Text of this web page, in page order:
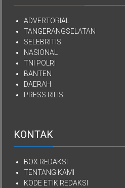
ADVERTORIAL
TANGERANGSELATAN
SELEBRITIS
NASIONAL
TNI POLRI
BANTEN
DAERAH
PRESS RILIS
KONTAK
BOX REDAKSI
TENTANG KAMI
KODE ETIK REDAKSI